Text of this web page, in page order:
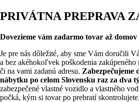
PRIVÁTNA PREPRAVA
Dovezieme vám zadarmo tovar až domov
Je pre nás dôležité, aby sme Vám doručili
a bez akéhokoľvek poškodenia
či na vami zadanú adresu. Zabezpečujeme
nábytku po celom Slovensku raz za dva
zabezpečené vlastné vozidlo a vlastného
počká, kým si tovar po prebratí skontrolujete.